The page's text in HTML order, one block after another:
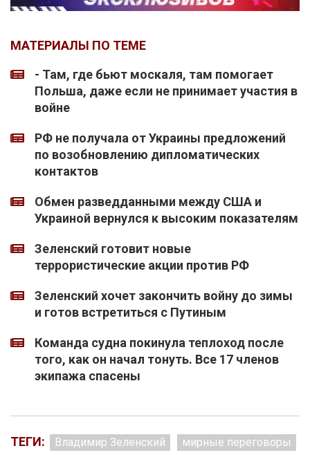
МАТЕРИАЛЫ ПО ТЕМЕ
- Там, где бьют москаля, там помогает
Польша, даже если не принимает участия в
войне
РФ не получала от Украины предложений
по возобновлению дипломатических
контактов
Обмен разведданными между США и
Украиной вернулся к высоким показателям
Зеленский готовит новые
террористические акции против РФ
Зеленский хочет закончить войну до зимы
и готов встретиться с Путиным
Команда судна покинула теплоход после
того, как он начал тонуть. Все 17 членов
экипажа спасены
ТЕГИ: Владимир Зеленский
мирные переговоры